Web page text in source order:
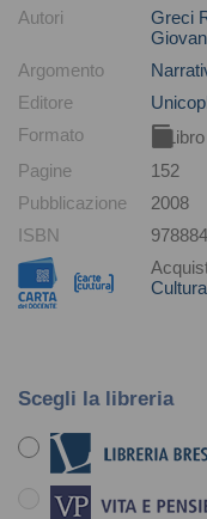
Autori
Greci
Argomento
Editore
Formato
Libro
Pagine
152
Pubblicazione
2008
ISBN
Scegli la libreria